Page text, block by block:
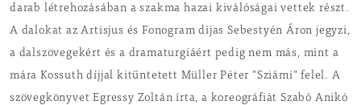
darab létrehozásában a szakma hazai kiválóságai vettek részt.
A dalokat az Artisjus és Fonogram díjas Sebestyén Áron jegyzi,
a dalszövegekért és a dramaturgiáért pedig nem más, mint a
mára Kossuth díjjal kitűntetett Müller Péter "Sziámi" felel. A
szövegkönyvet Egressy Zoltán írta, a koreográfiát Szabó Anikó